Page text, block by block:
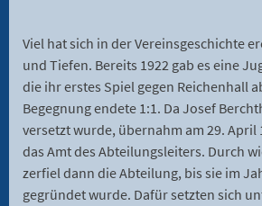
Viel hat sich in der Vereinsgeschichte
und Tiefen. Bereits 1922 gab es eine
die ihr erstes Spiel gegen Reichenhall
Begegnung endete 1:1. Da Josef
versetzt wurde, übernahm am 29. April
das Amt des Abteilungsleiters. Durch
zerfiel dann die Abteilung, bis sie im
gegründet wurde. Dafür setzten sich